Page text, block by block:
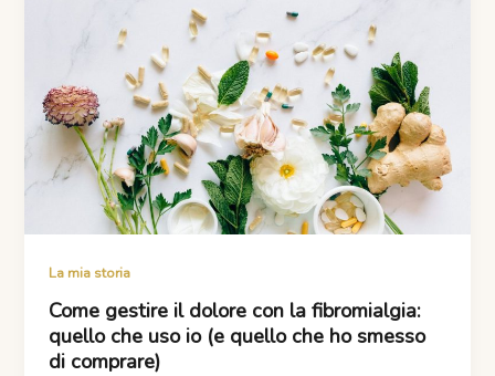
La mia storia
Come gestire il dolore con la fibromialgia:
quello che uso io (e quello che ho smesso
di comprare)